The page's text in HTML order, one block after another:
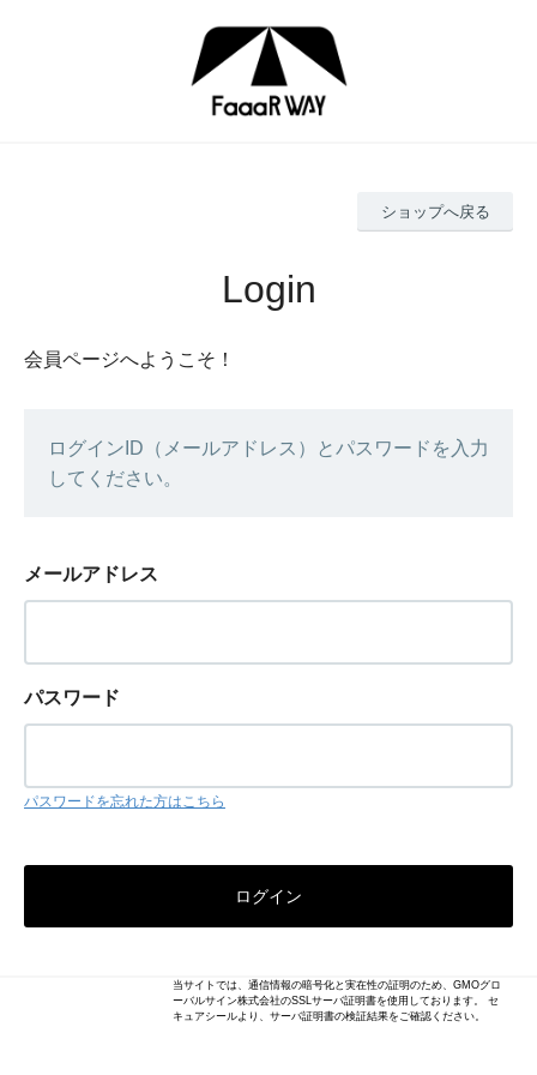
ショップへ戻る
会員ページへようこそ！
ログインID（メールアドレス）とパスワードを入力
してください。
メールアドレス
パスワード
パスワードを忘れた方はこちら
当サイトでは、通信情報の暗号化と実在性の証明のため、GMOグロ
ーバルサイン株式会社のSSLサーバ証明書を使用しております。 セ
キュアシールより、サーバ証明書の検証結果をご確認ください。